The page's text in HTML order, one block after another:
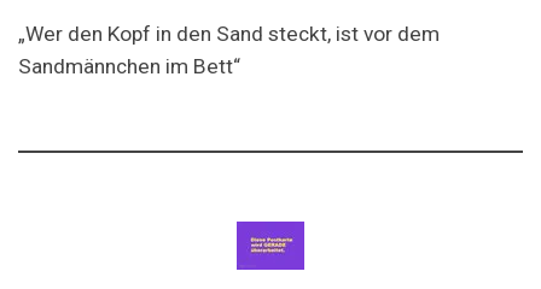
„Wer den Kopf in den Sand steckt, ist vor dem
Sandmännchen im Bett“